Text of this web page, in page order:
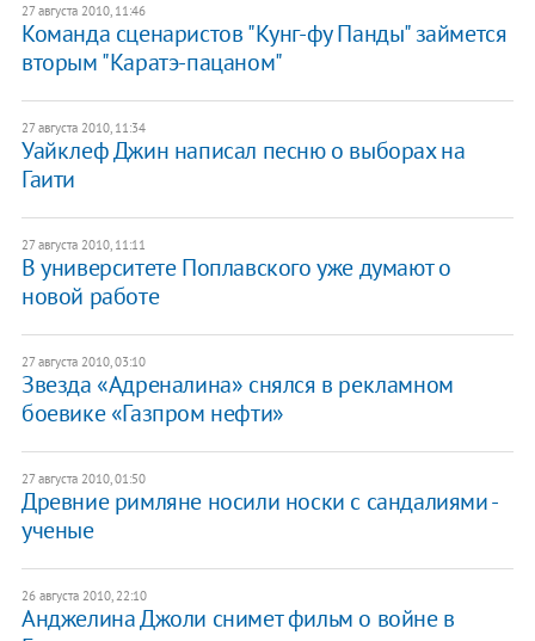
27 августа 2010, 11:46
Команда сценаристов "Кунг-фу Панды" займется
вторым "Каратэ-пацаном"
27 августа 2010, 11:34
Уайклеф Джин написал песню о выборах на
Гаити
27 августа 2010, 11:11
В университете Поплавского уже думают о
новой работе
27 августа 2010, 03:10
Звезда «Адреналина» снялся в рекламном
боевике «Газпром нефти»
27 августа 2010, 01:50
Древние римляне носили носки с сандалиями -
ученые
26 августа 2010, 22:10
Анджелина Джоли снимет фильм о войне в